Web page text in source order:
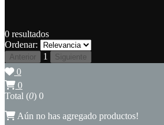
0 resultados
Ordenar:
Anterior 1 Siguiente
0
0
Total (0) 0
Aún no has agregado productos!